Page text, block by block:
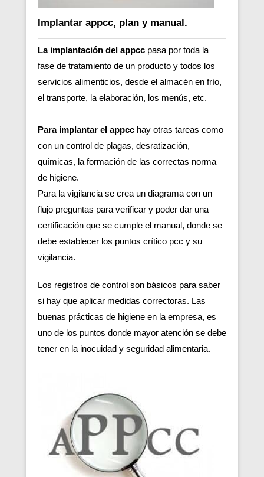
Implantar appcc, plan y manual.
La implantación del appcc pasa por toda la
fase de tratamiento de un producto y todos los
servicios alimenticios, desde el almacén en frío,
el transporte, la elaboración, los menús, etc.
Para implantar el appcc hay otras tareas como
con un control de plagas, desratización,
químicas, la formación de las correctas norma
de higiene.
Para la vigilancia se crea un diagrama con un
flujo preguntas para verificar y poder dar una
certificación que se cumple el manual, donde se
debe establecer los puntos crítico pcc y su
vigilancia.
Los registros de control son básicos para saber
si hay que aplicar medidas correctoras. Las
buenas prácticas de higiene en la empresa, es
uno de los puntos donde mayor atención se debe
tener en la inocuidad y seguridad alimentaria.